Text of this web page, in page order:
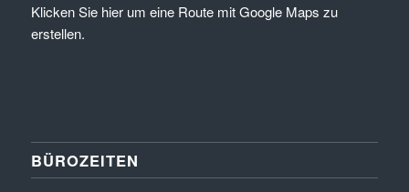
Klicken Sie hier um eine Route mit Google Maps zu
erstellen.
BÜROZEITEN